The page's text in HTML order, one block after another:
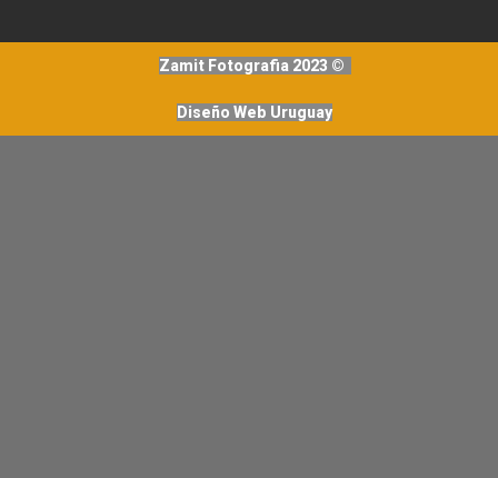
Zamit Fotografia 2023 ©
Diseño Web Uruguay